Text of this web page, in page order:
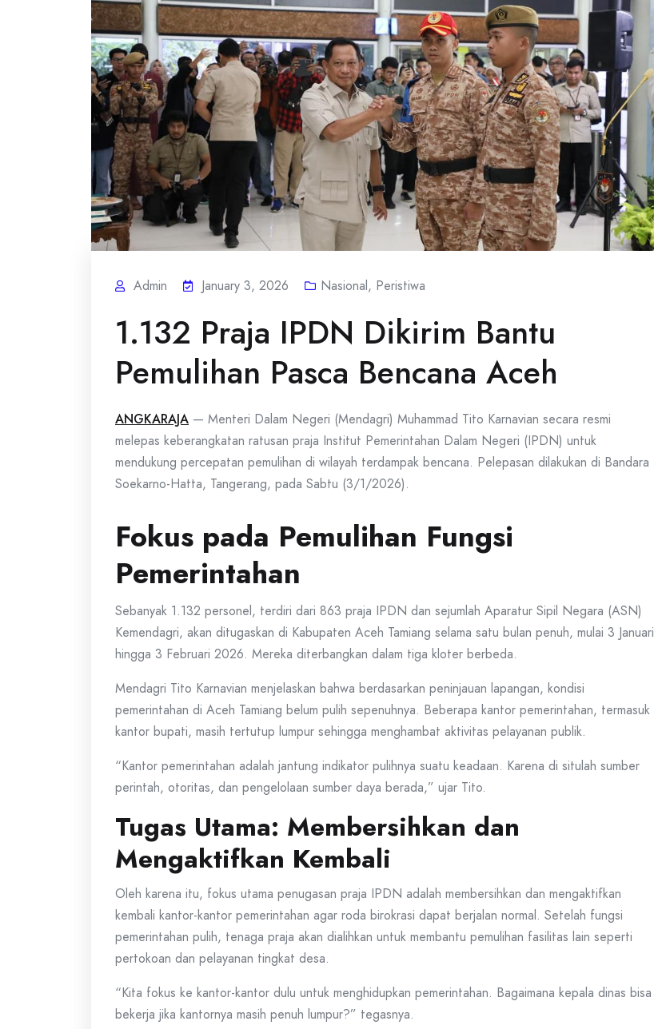
Admin January 3, 2026 Nasional, Peristiwa
1.132 Praja IPDN Dikirim Bantu
Pemulihan Pasca Bencana Aceh
ANGKARAJA — Menteri Dalam Negeri (Mendagri) Muhammad Tito Karnavian secara resmi
melepas keberangkatan ratusan praja Institut Pemerintahan Dalam Negeri (IPDN) untuk
mendukung percepatan pemulihan di wilayah terdampak bencana. Pelepasan dilakukan di Bandara
Soekarno-Hatta, Tangerang, pada Sabtu (3/1/2026).
Fokus pada Pemulihan Fungsi
Pemerintahan
Sebanyak 1.132 personel, terdiri dari 863 praja IPDN dan sejumlah Aparatur Sipil Negara (ASN)
Kemendagri, akan ditugaskan di Kabupaten Aceh Tamiang selama satu bulan penuh, mulai 3 Januari
hingga 3 Februari 2026. Mereka diterbangkan dalam tiga kloter berbeda.
Mendagri Tito Karnavian menjelaskan bahwa berdasarkan peninjauan lapangan, kondisi
pemerintahan di Aceh Tamiang belum pulih sepenuhnya. Beberapa kantor pemerintahan, termasuk
kantor bupati, masih tertutup lumpur sehingga menghambat aktivitas pelayanan publik.
“Kantor pemerintahan adalah jantung indikator pulihnya suatu keadaan. Karena di situlah sumber
perintah, otoritas, dan pengelolaan sumber daya berada,” ujar Tito.
Tugas Utama: Membersihkan dan
Mengaktifkan Kembali
Oleh karena itu, fokus utama penugasan praja IPDN adalah membersihkan dan mengaktifkan
kembali kantor-kantor pemerintahan agar roda birokrasi dapat berjalan normal. Setelah fungsi
pemerintahan pulih, tenaga praja akan dialihkan untuk membantu pemulihan fasilitas lain seperti
pertokoan dan pelayanan tingkat desa.
“Kita fokus ke kantor-kantor dulu untuk menghidupkan pemerintahan. Bagaimana kepala dinas bisa
bekerja jika kantornya masih penuh lumpur?” tegasnya.